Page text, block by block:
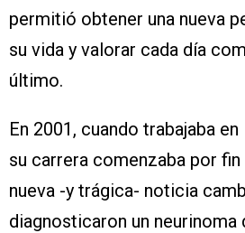
permitió obtener una nueva
su vida y valorar cada día
último.
En 2001, cuando trabajaba en
su carrera comenzaba por fin
nueva -y trágica- noticia
diagnosticaron un neurinoma